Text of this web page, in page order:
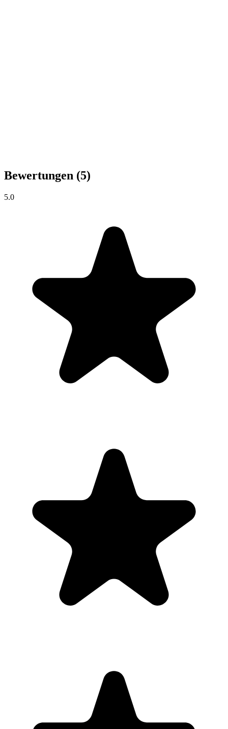
Bewertungen (5)
5.0